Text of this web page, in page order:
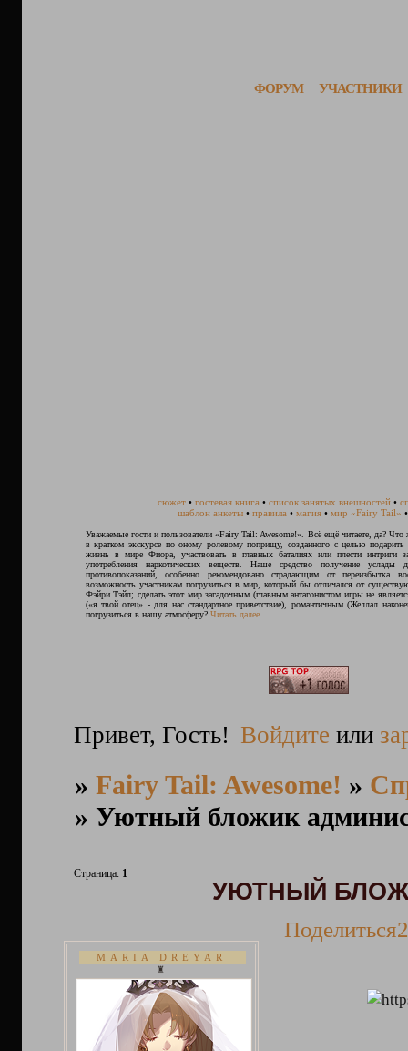
ФОРУМ УЧАСТНИКИ
сюжет •гостевая книга •список занятых внешностей •
шаблон анкеты •правила •магия •мир «Fairy Tail»
Уважаемые гости и пользователи «Fairy Tail: Awesome!». Всё ещё читаете, да? Что
в кратком экскурсе по оному ролевому поприщу, созданного с целью
жизнь в мире Фиора, участвовать в главных баталиях или плести интриги
употребления наркотических веществ. Наше средство получение
противопоказаний, особенно рекомендовано страдающим от переизбытка
возможность участникам погрузиться в мир, который бы отличался от
Фэйри Тэйл; сделать этот мир загадочным (главным антагонистом игры не
(«я твой отец» - для нас стандартное приветствие), романтичным (Желлал
погрузиться в нашу атмосферу? Читать далее...
Привет, Гость! Войдите или
» Fairy Tail: Awesome! »
» Уютный бложик
УЮТНЫЙ
Страница: 1
Поделиться
MARIA DREYAR
♜